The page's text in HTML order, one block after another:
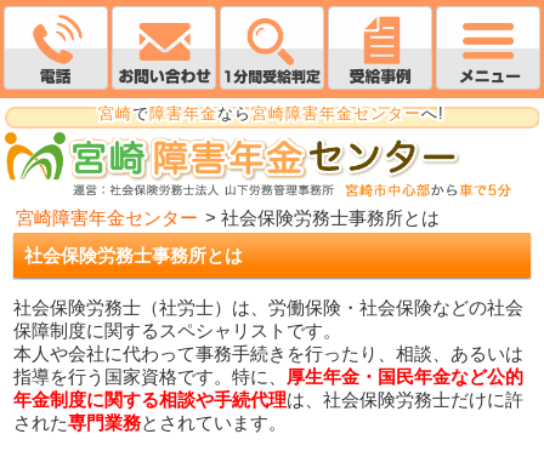
宮崎で障害年金なら宮崎障害年金センターへ!
宮崎障害年金センター >社会保険労務士事務所とは
社会保険労務士事務所とは
社会保険労務士（社労士）は、労働保険・社会保険などの社会
保障制度に関するスペシャリストです。
本人や会社に代わって事務手続きを行ったり、相談、あるいは
指導を行う国家資格です。特に、 厚生年金・国民年金など公的
年金制度に関する相談や手続代理は、社会保険労務士だけに許
された専門業務とされています。